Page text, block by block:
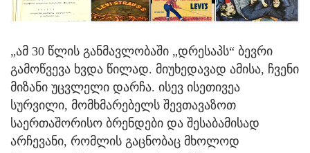
„ამ 30 წლის განმავლობაში „დრესაპს“ ბევრი
გამოწვევა ხვდა წილად. მიუხედავად ამისა, ჩვენი
მიზანი უცვლელი დარჩა. ისევ ისეთივეა
სურვილი, მომხმარებელს შევთავაზოთ
საერთაშორისო ბრენდები და შესაბამისად
არჩევანი, რომლის გაცნობაც მხოლოდ